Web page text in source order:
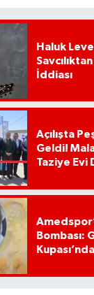
Haluk
İddiası
Açılışta
Geldi!
Taziye Evi
Bombası: